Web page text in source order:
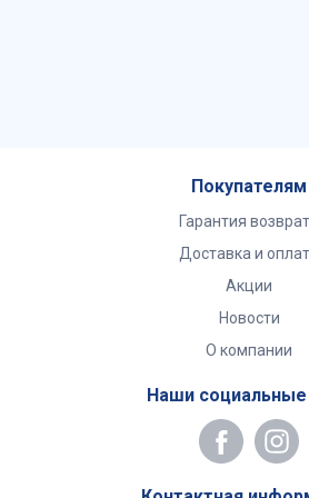
Покупателям
Гарантия
Доставка и
Акции
Новости
О компании
Наши социальные